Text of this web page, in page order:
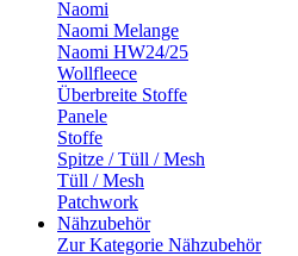
Naomi
Naomi Melange
Naomi HW24/25
Wollfleece
Überbreite Stoffe
Panele
Stoffe
Spitze / Tüll / Mesh
Tüll / Mesh
Patchwork
Nähzubehör
Zur Kategorie Nähzubehör